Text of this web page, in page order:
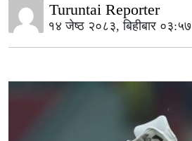
Turuntai Reporter
१४ जेष्ठ २०८३, बिहीबार ०३:५७